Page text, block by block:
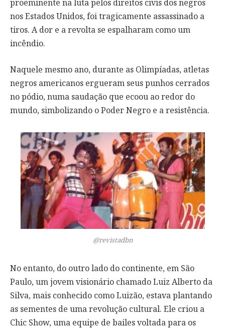
proeminente na luta pelos direitos civis dos negros
nos Estados Unidos, foi tragicamente assassinado a
tiros. A dor e a revolta se espalharam como um
incêndio.
Naquele mesmo ano, durante as Olimpíadas, atletas
negros americanos ergueram seus punhos cerrados
no pódio, numa saudação que ecoou ao redor do
mundo, simbolizando o Poder Negro e a resistência.
@revistadbn
No entanto, do outro lado do continente, em São
Paulo, um jovem visionário chamado Luiz Alberto da
Silva, mais conhecido como Luizão, estava plantando
as sementes de uma revolução cultural. Ele criou a
Chic Show, uma equipe de bailes voltada para os